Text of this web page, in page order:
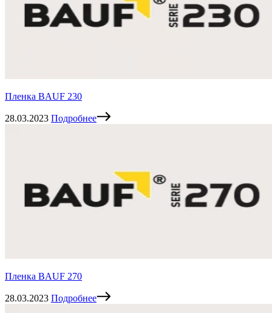
Пленка BAUF 230
28.03.2023 Подробнее
Пленка BAUF 270
28.03.2023 Подробнее